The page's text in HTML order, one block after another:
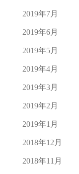
2019年7月
2019年6月
2019年5月
2019年4月
2019年3月
2019年2月
2019年1月
2018年12月
2018年11月